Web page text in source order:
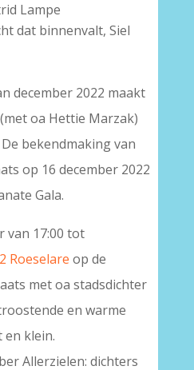
Lampe
dat binnenvalt, Siel
december 2022 maakt
oa Hettie Marzak)
bekendmaking van
op 16 december 2022
Gala.
van 17:00 tot
Roeselare op de
met oa stadsdichter
en warme
klein.
Allerzielen: dichters